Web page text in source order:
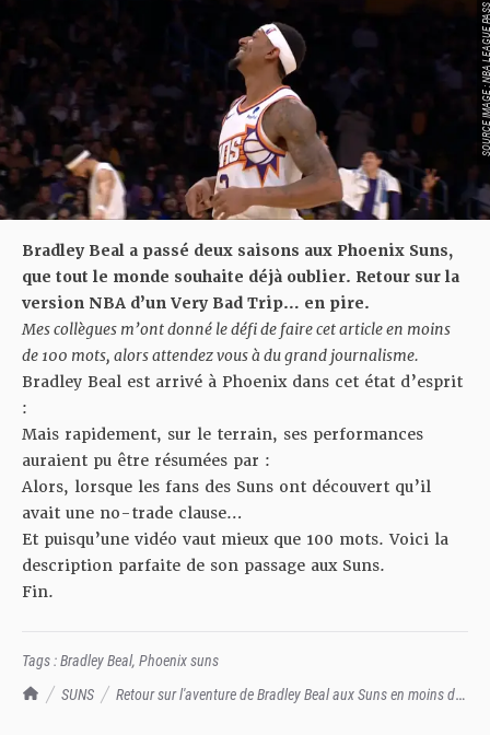
TrashTalk Actu NBA
SUNS
Retour sur l'aventure de Bradley Beal aux Suns en moins de
SOURCE
Bradley Beal a passé deux saisons aux Phoenix Suns,
que tout le monde souhaite déjà oublier. Retour sur la
version NBA d’un Very Bad Trip… en pire.
Mes collègues m’ont donné le défi de faire cet article en moins
de 100 mots, alors attendez vous à du grand journalisme.
Bradley Beal est arrivé à Phoenix dans cet état d’esprit
:
Mais rapidement, sur le terrain, ses performances
auraient pu être résumées par :
Alors, lorsque les fans des Suns ont découvert qu’il
avait une no-trade clause…
Et puisqu’une vidéo vaut mieux que 100 mots. Voici la
description parfaite de son passage aux Suns.
Fin.
Tags :Bradley Beal, Phoenix suns